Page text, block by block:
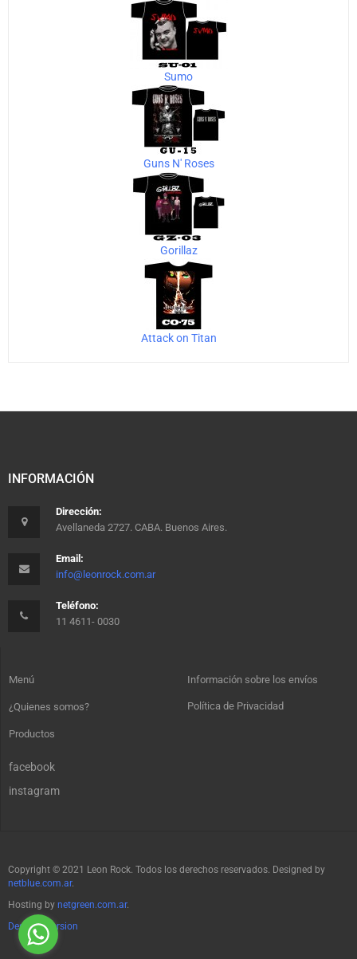
Sumo
Guns N' Roses
Gorillaz
Attack on Titan
INFORMACIÓN
Dirección:
Avellaneda 2727. CABA. Buenos Aires.
Email:
info@leonrock.com.ar
Teléfono:
11 4611- 0030
Menú
¿Quienes somos?
Productos
Información sobre los envíos
Política de Privacidad
facebook
instagram
Copyright © 2021 Leon Rock. Todos los derechos reservados. Designed by
netblue.com.ar.
Hosting by netgreen.com.ar.
Desktop Version